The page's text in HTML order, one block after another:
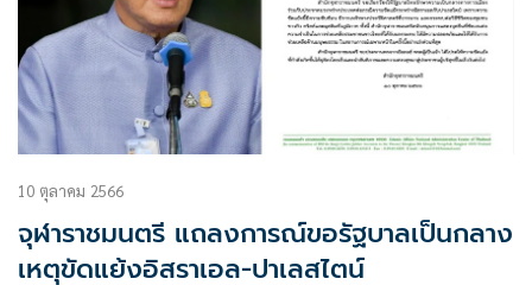
10 ตุลาคม 2566
จุฬาราชมนตรี แถลงการณ์ขอรัฐบาลเป็นกลาง
เหตุขัดแย้งอิสราเอล-ปาเลสไตน์